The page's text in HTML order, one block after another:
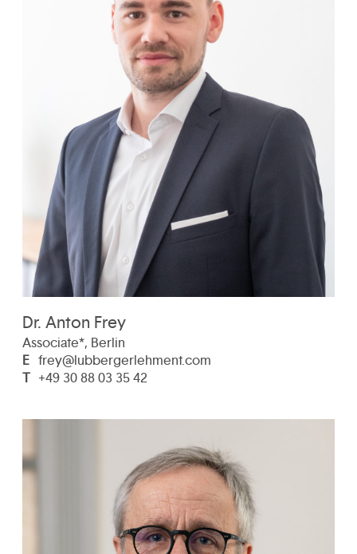
Dr. Anton Frey
Associate*, Berlin
E frey@lubbergerlehment.com
T +49 30 88 03 35 42